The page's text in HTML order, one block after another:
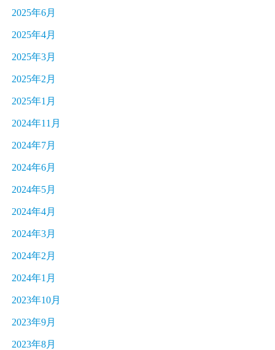
2025年6月
2025年4月
2025年3月
2025年2月
2025年1月
2024年11月
2024年7月
2024年6月
2024年5月
2024年4月
2024年3月
2024年2月
2024年1月
2023年10月
2023年9月
2023年8月